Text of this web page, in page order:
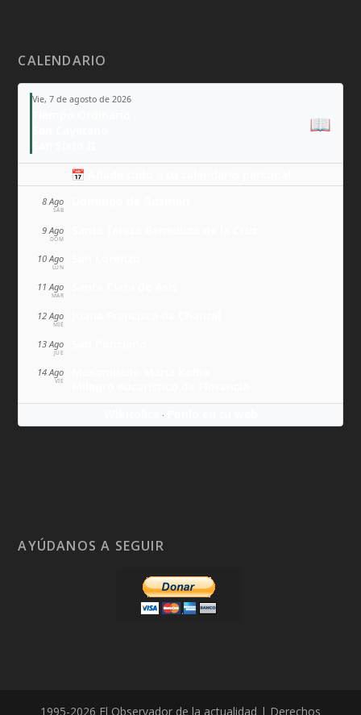
CALENDARIO
Vie, 7 de agosto de 2026
📖
📅 Añade todo a tu calendario personal
8 Ago
SÁB
9 Ago
DOM
10 Ago
LUN
11 Ago
MAR
12 Ago
MIÉ
13 Ago
JUE
14 Ago
VIE
·
AYÚDANOS A SEGUIR
1995-2026 El Observador de la actualidad | Derechos